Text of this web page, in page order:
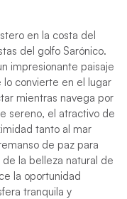
en la costa del
del golfo Sarónico.
impresionante paisaje
lo convierte en el lugar
mientras navega por
sereno, el atractivo de
tanto al mar
de paz para
la belleza natural de
la oportunidad
tranquila y